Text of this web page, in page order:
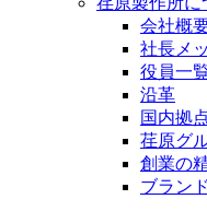
会社概
社長メ
役員一
沿革
国内拠
荏原グ
創業の
ブラン